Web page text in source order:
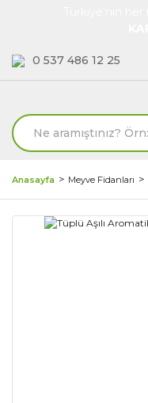
0 537 486 12 25
Anasayfa Meyve Fidanları